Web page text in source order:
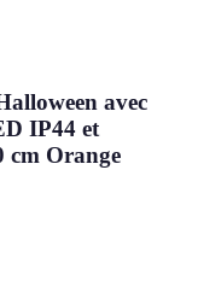
avec
IP44 et
cm Orange